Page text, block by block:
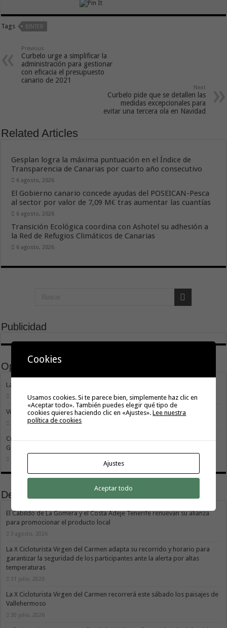
Tags BINTER
Previous
Curbelo urge a simplificar la
administración para gestionar
con eficacia el presupuesto
canario de 2021
Next
Curbelo pide que se detallen las
medidas excepcionales para
evitar una tercera ola en Navidad
Related Articles
Gesplan logra la máxima puntuación en el Índice de
Transparencia de Canarias por cuarto año consecutivo
6 agosto, 2026
El Gobierno canario concede ayudas del POSEICAN-Pesca
al sector por valor de 7,09 M€ tras aumentar las cuantías
6 agosto, 2026
Transición Ecológica coordina con Ashotel su adhesión a
la Red de Refugios Climáticos de Canarias
6 agosto, 2026
Publicidad
Opinión
La Gomera transforma su modelo energético
2 agosto, 2026
Vivir donde se estudia: una cuestión de igualdad entre islas
26 julio, 2026
Cuidar es avanzar: el escudo social que sostiene el progreso de La
Gomera
Deportes
El Cabildo de La Gomera y el Costa Adeje Tenerife renuevan su alianza
para promocionar el producto local
3 agosto, 2026
La X Cicloturista Virgen del Carmen adapta su recorrido y horario para
garantizar la seguridad de los participantes ante la alerta por altas
temperaturas
31 julio, 2026
La X Cicloturista Virgen del Carmen recorrerá este sábado los paisajes de
Vallehermoso
30 julio, 2026
Cookies
Usamos cookies. Si te parece bien, simplemente haz clic en
«Aceptar todo». También puedes elegir qué tipo de
cookies quieres haciendo clic en «Ajustes».Lee nuestra
política de cookies
Ajustes
Aceptar todo